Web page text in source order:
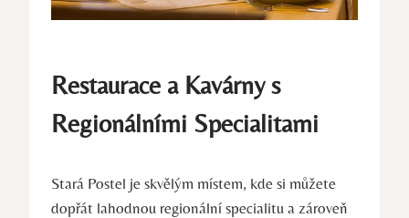
Restaurace a Kavárny s
Regionálními Specialitami
Stará Postel je skvělým místem, kde si můžete
dopřát lahodnou regionální specialitu a zároveň